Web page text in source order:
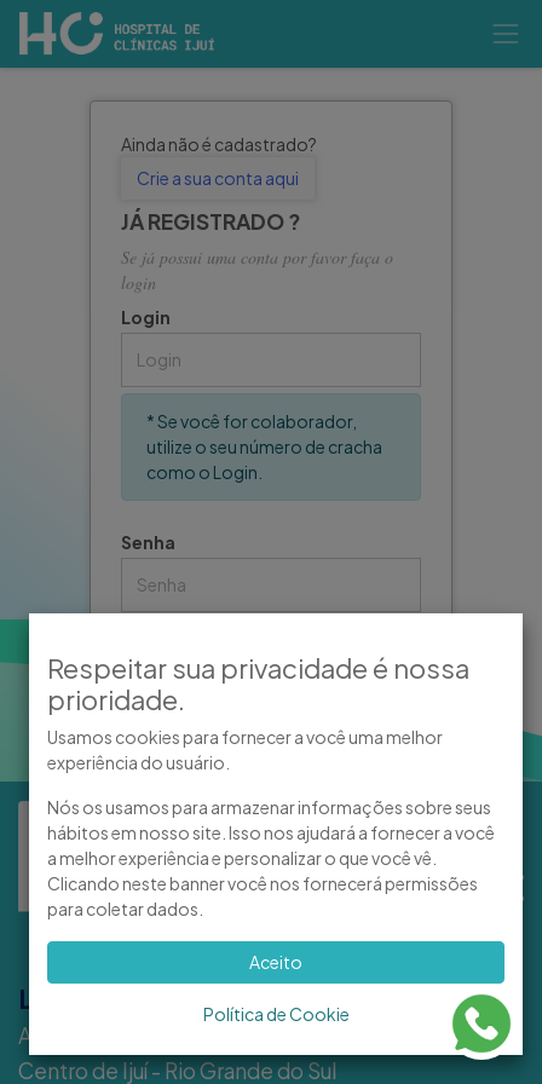
Ainda não é cadastrado?
Crie a sua conta aqui
JÁ REGISTRADO ?
Se já possui uma conta por favor faça o
login
Login
* Se você for colaborador,
utilize o seu número de cracha
como o Login.
Senha
Acessar
L O C A L I Z A Ç Ã O
Av. David José Martins, 152
Centro de Ijuí - Rio Grande do Sul
Respeitar sua privacidade é nossa
prioridade.
Usamos cookies para fornecer a você uma melhor
experiência do usuário.
Nós os usamos para armazenar informações sobre seus
hábitos em nosso site. Isso nos ajudará a fornecer a você
a melhor experiência e personalizar o que você vê.
Clicando neste banner você nos fornecerá permissões
para coletar dados.
Aceito
Política de Cookie